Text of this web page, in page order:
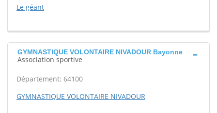
Le géant
GYMNASTIQUE VOLONTAIRE NIVADOUR Bayonne
Association sportive
Département: 64100
GYMNASTIQUE VOLONTAIRE NIVADOUR